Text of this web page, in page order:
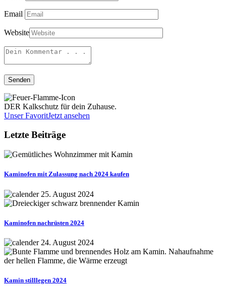
Email
Website
DER Kalkschutz für dein Zuhause.
Unser FavoritJetzt ansehen
Letzte Beiträge
Kaminofen mit Zulassung nach 2024 kaufen
25. August 2024
Kaminofen nachrüsten 2024
24. August 2024
Kamin stilllegen 2024